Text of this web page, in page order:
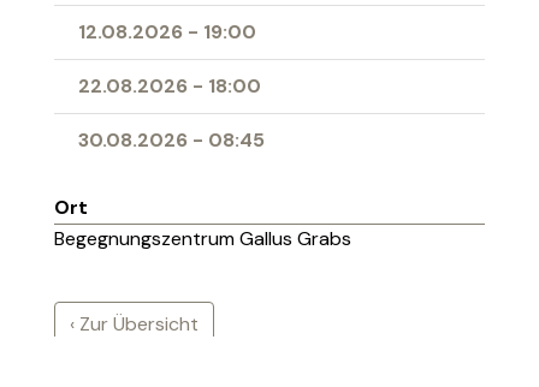
12.08.2026 - 19:00
22.08.2026 - 18:00
30.08.2026 - 08:45
Ort
Begegnungszentrum Gallus Grabs
‹ Zur Übersicht